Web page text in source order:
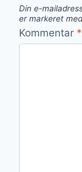
Din e-
er markeret
Kommentar *